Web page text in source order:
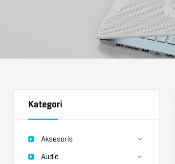
Kategori
Aksesoris
Audio